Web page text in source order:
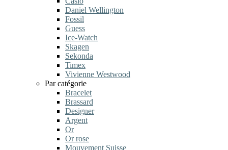
Daniel Wellington
Fossil
Guess
Ice-Watch
Skagen
Sekonda
Timex
Vivienne Westwood
Par catégorie
Bracelet
Brassard
Designer
Argent
Or
Or rose
Mouvement Suisse